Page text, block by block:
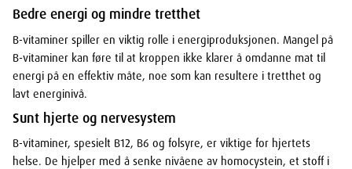
Bedre energi og mindre tretthet
B-vitaminer spiller en viktig rolle i energiproduksjonen. Mangel på
B-vitaminer kan føre til at kroppen ikke klarer å omdanne mat til
energi på en effektiv måte, noe som kan resultere i tretthet og
lavt energinivå.
Sunt hjerte og nervesystem
B-vitaminer, spesielt B12, B6 og folsyre, er viktige for hjertets
helse. De hjelper med å senke nivåene av homocystein, et stoff i